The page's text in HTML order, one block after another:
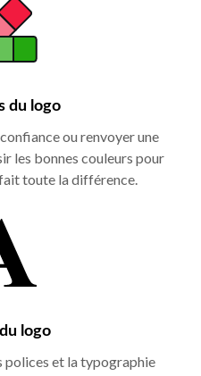
du logo
ou renvoyer une
les bonnes couleurs pour
toute la différence.
logo
polices et la typographie